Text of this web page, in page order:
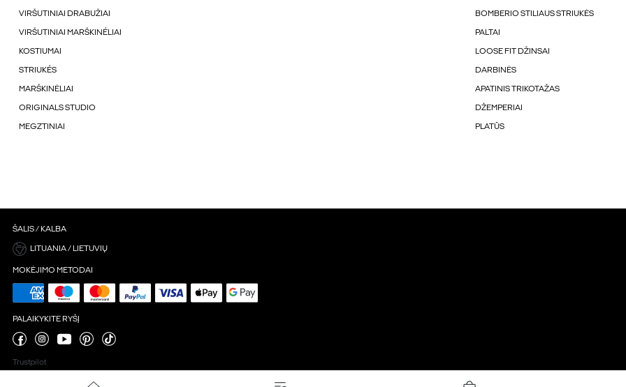
VIRŠUTINIAI DRABUŽIAI BOMBERIO STILIAUS STRIUKĖS
VIRŠUTINIAI MARŠKINÉLIAI PALTAI
KOSTIUMAI LOOSE FIT DŽINSAI
STRIUKÉS DARBINĖS
MARŠKINĖLIAI APATINIS TRIKOTAŽAS
ORIGINALS STUDIO DŽEMPERIAI
MEGZTINIAI PLATŪS
ŠALIS / KALBA
LITUANIA / LIETUVIŲ
MOKĖJIMO METODAI
PALAIKYKITE RYŠĮ
Trustpilot